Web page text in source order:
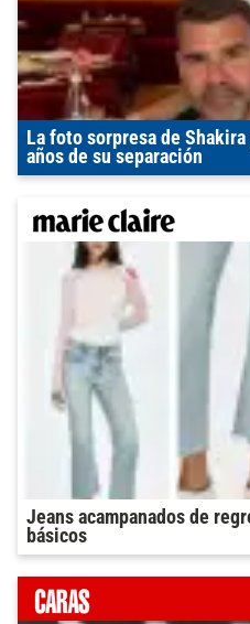
La foto sorpresa de
años de su separación
Jeans acampanados de
básicos